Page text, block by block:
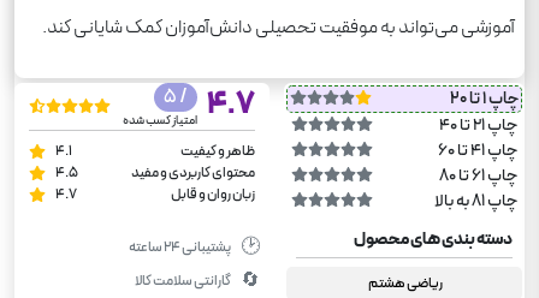
آموزشی می‌تواند به موفقیت تحصیلی دانش‌آموزان کمک شایانی کند.
چاپ 1 تا 20
چاپ 21 تا 40
چاپ 41 تا 60
چاپ 61 تا 80
چاپ 81 به بالا
4.7
/ 5
امتیاز کسب شده
ظاهر و کیفیت
4.1
محتوای کاربردی و مفید
4.5
زبان روان و قابل
4.7
دسته بندی های محصول
ریاضی هشتم
🕑 پشتیبانی ۲۴ ساعته
🔄 گارانتی سلامت کالا